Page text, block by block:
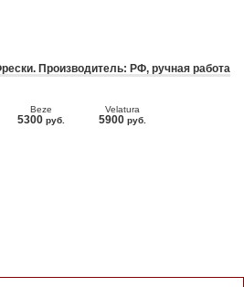
Производитель: РФ, ручная работа
Beze
5300 руб.
Velatura
5900 руб.